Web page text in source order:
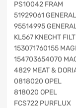
PS10042 FRAM
51929061
95514995
KL567 KNECHT
153071760155
154703654070
4829 MEAT &
0818020 OPEL
818020 OPEL
FCS722 PURFLUX